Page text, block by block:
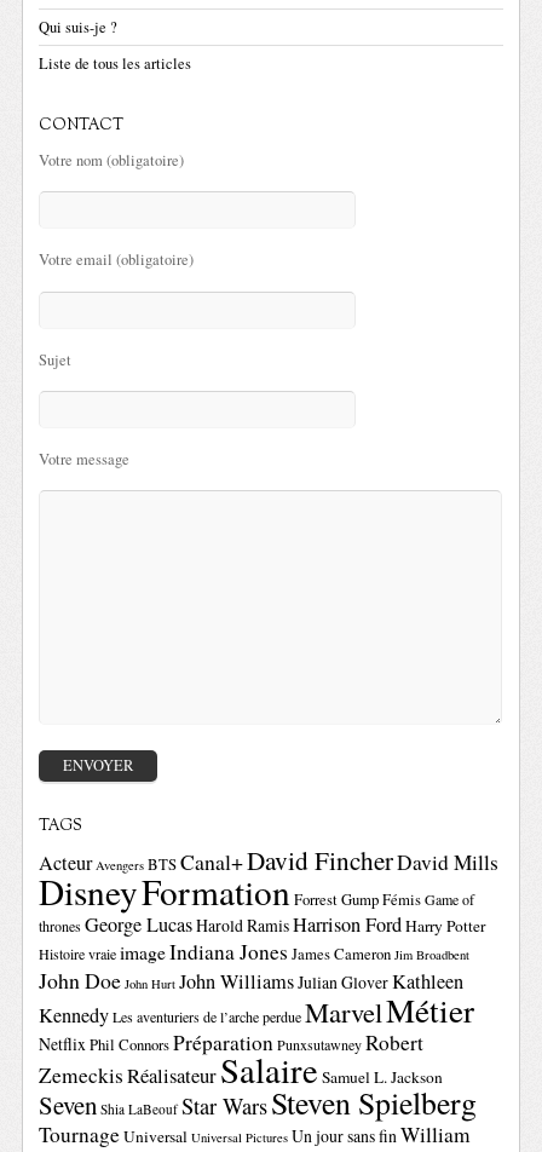
Qui suis-je ?
Liste de tous les articles
CONTACT
Votre nom (obligatoire)
Votre email (obligatoire)
Sujet
Votre message
TAGS
Acteur Avengers BTSCanal+David FincherDavid Mills
DisneyFormationForrest GumpFémis Game of
thrones George LucasHarold RamisHarrison FordHarry Potter
Histoire vraie imageIndiana Jones James Cameron Jim Broadbent
John Doe John Hurt John WilliamsJulian GloverKathleen
Kennedy Les aventuriers de l’arche perdue MarvelMétier
NetflixPhil ConnorsPréparation Punxsutawney Robert
ZemeckisRéalisateurSalaire Samuel L. Jackson
Seven Shia LaBeouf Star WarsSteven Spielberg
TournageUniversal Universal Pictures Un jour sans finWilliam